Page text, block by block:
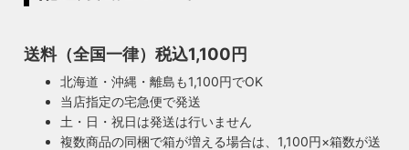
送料（全国一律）税込1,100円
北海道・沖縄・離島も1,100円でOK
当店指定の宅急便で発送
土・日・祝日は発送は行いません
複数商品の同梱で箱が増える場合は、1,100円×箱数が送